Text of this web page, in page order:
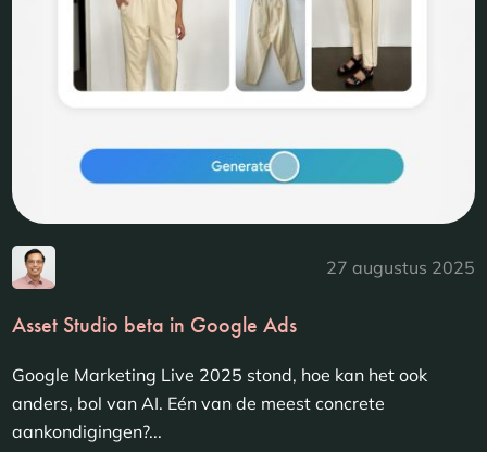
27 augustus 2025
Asset Studio beta in Google Ads
Google Marketing Live 2025 stond, hoe kan het ook
anders, bol van AI. Eén van de meest concrete
aankondigingen?...